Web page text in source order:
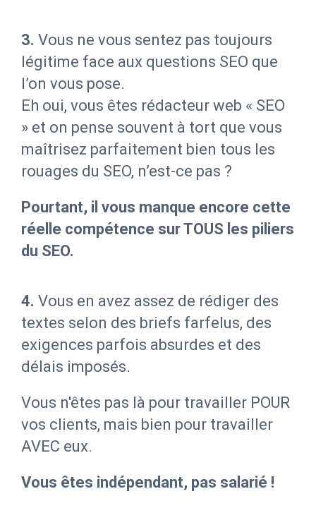
3. Vous ne vous sentez pas toujours
légitime face aux questions SEO que
l’on vous pose.
Eh oui, vous êtes rédacteur web « SEO
» et on pense souvent à tort que vous
maîtrisez parfaitement bien tous les
rouages du SEO, n’est-ce pas ?
Pourtant, il vous manque encore cette
réelle compétence sur TOUS les piliers
du SEO.
4. Vous en avez assez de rédiger des
textes selon des briefs farfelus, des
exigences parfois absurdes et des
délais imposés.
Vous n'êtes pas là pour travailler POUR
vos clients, mais bien pour travailler
AVEC eux.
Vous êtes indépendant, pas salarié !